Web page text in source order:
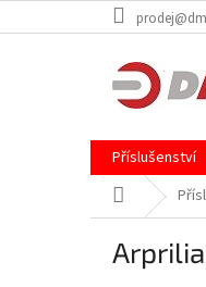
na
Příslušenství
Domů